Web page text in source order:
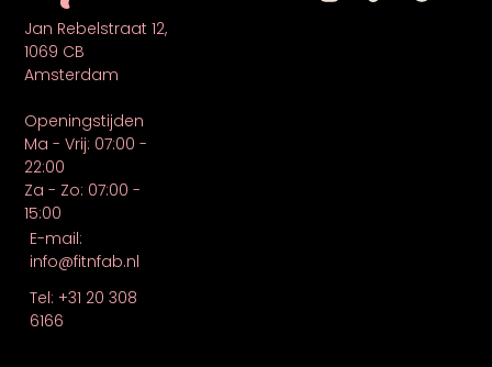
Jan Rebelstraat 12,
1069 CB
Amsterdam
Openingstijden
Ma - Vrij: 07:00 -
22:00
Za - Zo: 07:00 -
15:00
E-mail:
info@fitnfab.nl
Tel: +31 20 308
6166